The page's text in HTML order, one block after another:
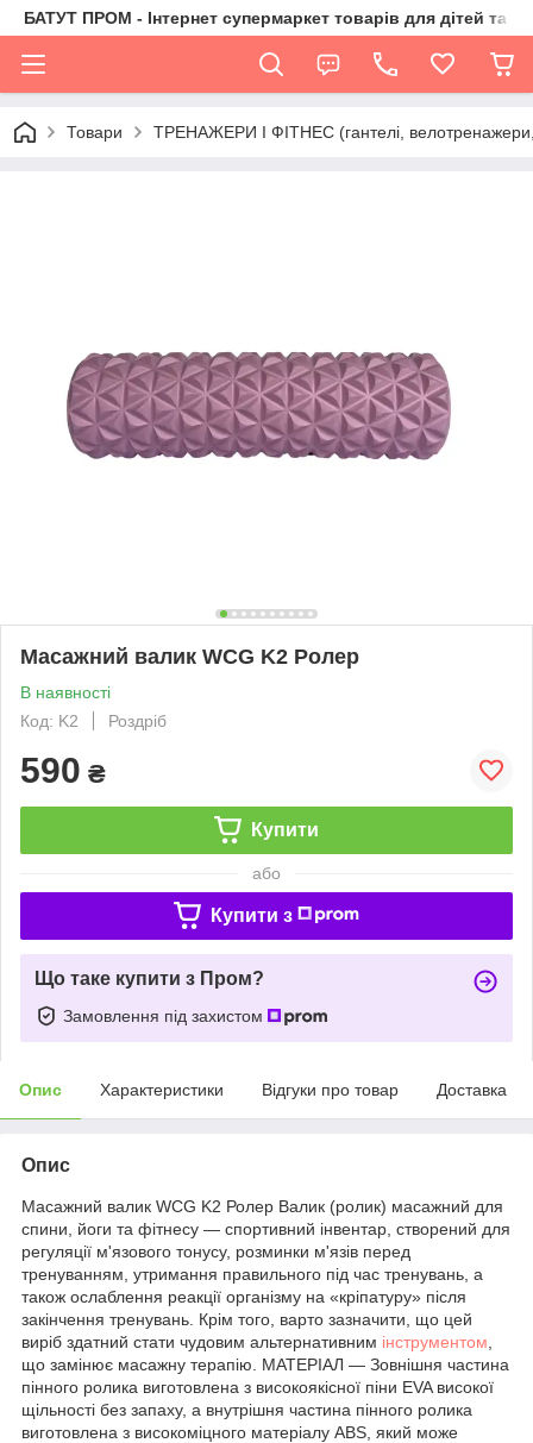
БАТУТ ПРОМ - Інтернет супермаркет товарів для дітей та їх
Товари ТРЕНАЖЕРИ І ФІТНЕС (гантелі, велотренажери,
Масажний валик WCG K2 Ролер
В наявності
Код: K2
Роздріб
590 ₴
Купити
або
Купити з
Що таке купити з Пром?
Замовлення під захистом
Опис Характеристики Відгуки про товар Доставка
Опис
Масажний валик WCG K2 Ролер Валик (ролик) масажний для
спини, йоги та фітнесу — спортивний інвентар, створений для
регуляції м'язового тонусу, розминки м'язів перед
тренуванням, утримання правильного під час тренувань, а
також ослаблення реакції організму на «кріпатуру» після
закінчення тренувань. Крім того, варто зазначити, що цей
виріб здатний стати чудовим альтернативним інструментом
що замінює масажну терапію. МАТЕРІАЛ — Зовнішня частина
пінного ролика виготовлена з високоякісної піни EVA високої
щільності без запаху, а внутрішня частина пінного ролика
виготовлена з високоміцного матеріалу ABS, який може